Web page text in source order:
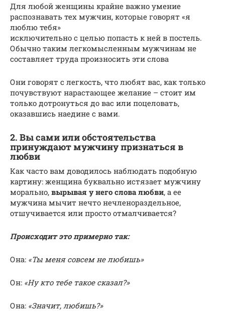
Для любой женщины крайне важно умение
распознавать тех мужчин, которые говорят «я
люблю тебя»
исключительно с целью попасть к ней в постель.
Обычно таким легкомысленным мужчинам не
составляет труда произносить эти слова
Они говорят с легкость, что любят вас, как только
почувствуют нарастающее желание – стоит им
только дотронуться до вас или поцеловать,
оказавшись наедине с вами.
2. Вы сами или обстоятельства
принуждают мужчину признаться в
любви
Как часто вам доводилось наблюдать подобную
картину: женщина буквально истязает мужчину
морально, вырывая у него слова любви, а ее
мужчина мычит нечто нечленораздельное,
отшучивается или просто отмалчивается?
Происходит это примерно так:
Она: «Ты меня совсем не любишь»
Он: «Ну кто тебе такое сказал?»
Она: «Значит, любишь?»